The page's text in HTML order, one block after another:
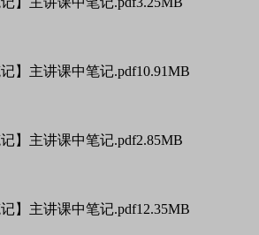
】主讲课中笔记.pdf10.91MB
】主讲课中笔记.pdf2.85MB
】主讲课中笔记.pdf12.35MB